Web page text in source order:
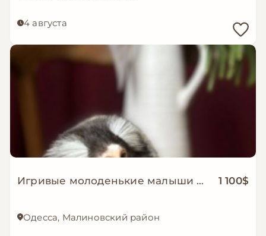
4 августа
Игривые молоденькие малыши Игрунки 1 100$
Одесса, Малиновский район